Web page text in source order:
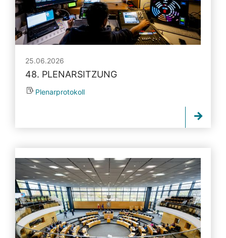
25.06.2026
48. PLENARSITZUNG
Plenarprotokoll